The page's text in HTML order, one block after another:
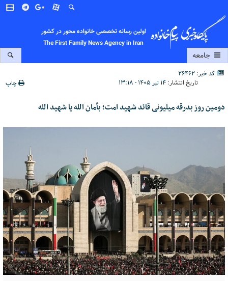
اولین رسانه تخصصی خانواده محور در کشور
The First Family News Agency in Iran
جامعه
کد خبر: 26462
تاریخ انتشار:۱۴ تیر ۱۴۰۵ - ۱۳:۱۸ چاپ
دومین روز بدرقه میلیونی قائد شهید امت؛ بأمان الله یا شهید الله